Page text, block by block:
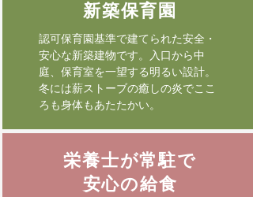
新築保育園
認可保育園基準で建てられた安全・
安心な新築建物です。入口から中
庭、保育室を一望する明るい設計。
冬には薪ストーブの癒しの炎でここ
ろも身体もあたたかい。
栄養士が常駐で
​安心の給食